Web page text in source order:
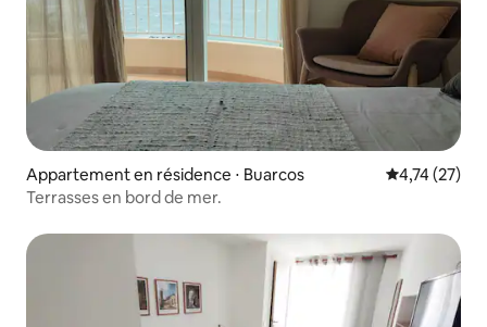
Appartement en résidence ⋅ Buarcos Évaluation
4,74 (27)
Terrasses en bord de mer.